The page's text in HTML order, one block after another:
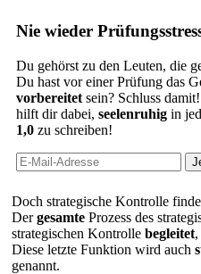
Nie wieder
Du gehörst zu den Leuten, die
Du hast vor einer Prüfung das
vorbereitet sein? Schluss
hilft dir dabei, seelenruhig in
1,0 zu schreiben!
Doch strategische Kontrolle
Dergesamte Prozess des
strategischen Kontrolle begleitet,
Diese letzte Funktion wird auch
genannt.